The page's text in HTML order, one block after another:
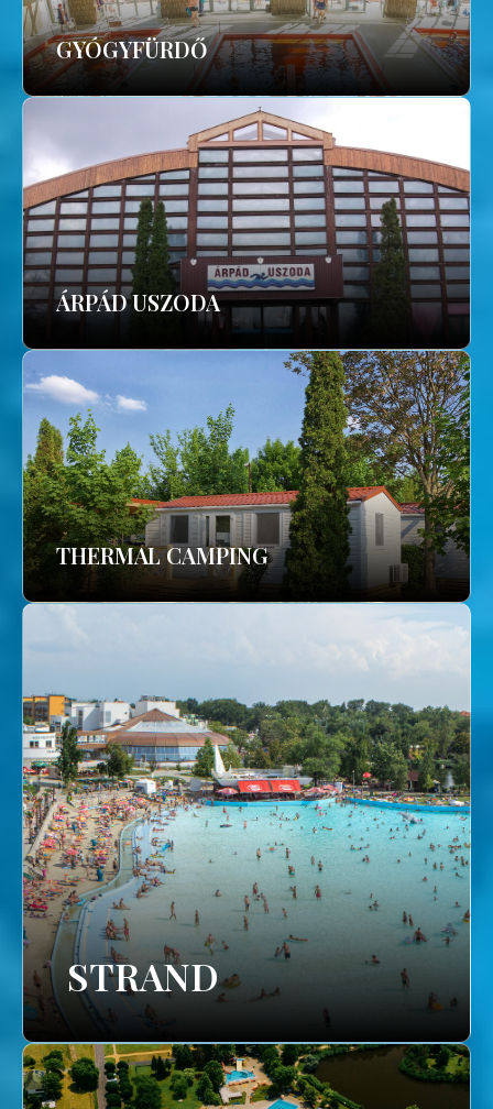
GYÓGYFÜRDŐ
ÁRPÁD USZODA
THERMAL CAMPING
STRAND